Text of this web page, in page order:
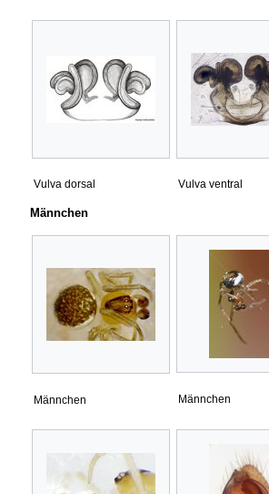
Vulva dorsal Vulva ventral
Männchen
Männchen Männchen